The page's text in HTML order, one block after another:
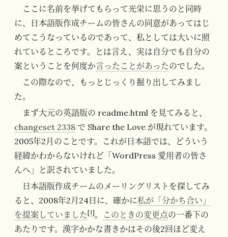
ここに名前を挙げてもらって光栄に思うのと同時
に、日本語版作成チームの皆さんの同意があってはじ
めてこうなっているのであって、私としては大いに照
れているところです。とは言え、実は自分でも自分の
案ということを何度か言ったことがあったのでした。
この際なので、もっとじっくり掘り出してみまし
た。
まず大元の英語版の readme.html を見てみると、
changeset 2338 で Share the Love が現れています。
2005年2月のことです。これが日本語では、どういう
経緯かわからないけれど「WordPress 愛用者の皆さ
んへ」と訳されていました。
日本語版作成チームのメーリングリストを探してみ
ると、2008年2月24日に、確かに私が「分かち合い」
を提案していました[1]。 このときの変更点の一番下の
あたりです。漢字かかな書きかはその後2回ほど変え